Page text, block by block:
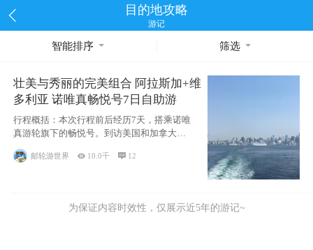
目的地攻略
游记
智能排序 筛选
壮美与秀丽的完美组合 阿拉斯加+维
多利亚 诺唯真畅悦号7日自助游
行程概括：本次行程前后经历7天，搭乘诺唯
真游轮旗下的畅悦号。到访美国和加拿大的4
个州/省：美国华盛顿州
邮轮游世界  10.0千  12
为保证内容时效性，仅展示近5年的游记~